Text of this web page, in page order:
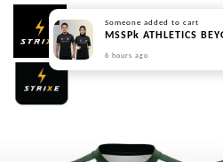
Someone added to cart
6 hours ago